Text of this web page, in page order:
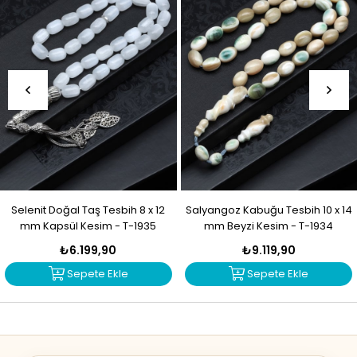
Selenit Doğal Taş Tesbih 8 x 12
mm Kapsül Kesim - T-1935
₺6.199,90
Sepete Ekle
Salyangoz Kabuğu Tesbih 10 x 14
mm Beyzi Kesim - T-1934
₺9.119,90
Sepete Ekle